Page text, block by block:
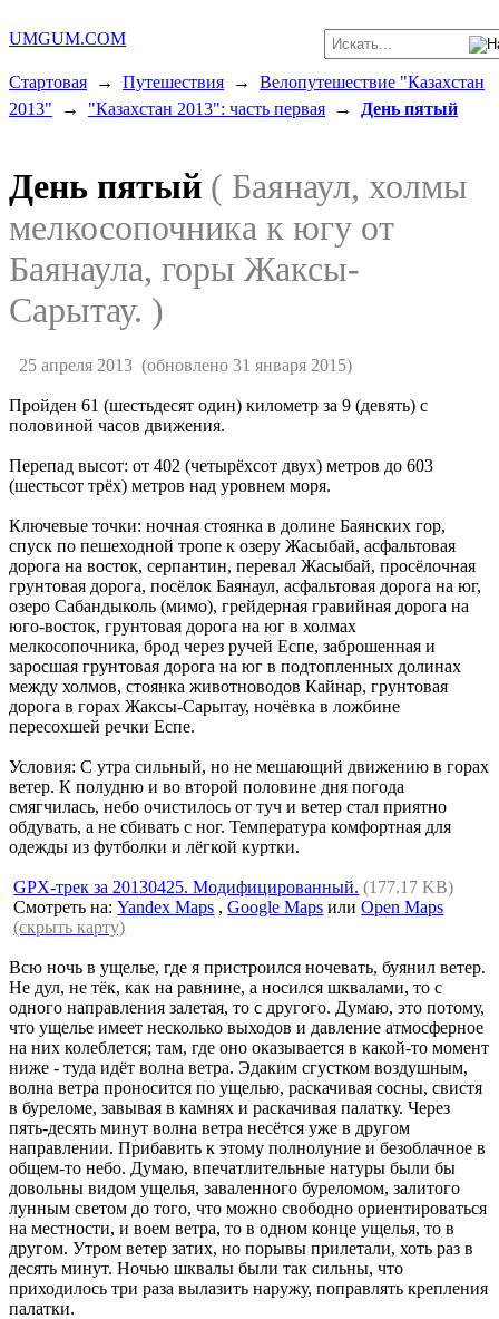
UMGUM.COM
Стартовая → Путешествия → Велопутешествие "Казахстан
2013" → "Казахстан 2013": часть первая → День пятый
День пятый ( Баянаул, холмы
мелкосопочника к югу от
Баянаула, горы Жаксы-
Сарытау. )
25 апреля 2013(обновлено 31 января 2015)
Пройден 61 (шестьдесят один) километр за 9 (девять) с
половиной часов движения.
Перепад высот: от 402 (четырёхсот двух) метров до 603
(шестьсот трёх) метров над уровнем моря.
Ключевые точки: ночная стоянка в долине Баянских гор,
спуск по пешеходной тропе к озеру Жасыбай, асфальтовая
дорога на восток, серпантин, перевал Жасыбай, просёлочная
грунтовая дорога, посёлок Баянаул, асфальтовая дорога на юг,
озеро Сабандыколь (мимо), грейдерная гравийная дорога на
юго-восток, грунтовая дорога на юг в холмах
мелкосопочника, брод через ручей Еспе, заброшенная и
заросшая грунтовая дорога на юг в подтопленных долинах
между холмов, стоянка животноводов Кайнар, грунтовая
дорога в горах Жаксы-Сарытау, ночёвка в ложбине
пересохшей речки Еспе.
Условия: С утра сильный, но не мешающий движению в горах
ветер. К полудню и во второй половине дня погода
смягчилась, небо очистилось от туч и ветер стал приятно
обдувать, а не сбивать с ног. Температура комфортная для
одежды из футболки и лёгкой куртки.
GPX-трек за 20130425. Модифицированный. (177.17 KB)
Смотреть на:Yandex Maps ,Google Maps илиOpen Maps
(скрыть карту)
Всю ночь в ущелье, где я пристроился ночевать, буянил ветер.
Не дул, не тёк, как на равнине, а носился шквалами, то с
одного направления залетая, то с другого. Думаю, это потому,
что ущелье имеет несколько выходов и давление атмосферное
на них колеблется; там, где оно оказывается в какой-то момент
ниже - туда идёт волна ветра. Эдаким сгустком воздушным,
волна ветра проносится по ущелью, раскачивая сосны, свистя
в буреломе, завывая в камнях и раскачивая палатку. Через
пять-десять минут волна ветра несётся уже в другом
направлении. Прибавить к этому полнолуние и безоблачное в
общем-то небо. Думаю, впечатлительные натуры были бы
довольны видом ущелья, заваленного буреломом, залитого
лунным светом до того, что можно свободно ориентироваться
на местности, и воем ветра, то в одном конце ущелья, то в
другом. Утром ветер затих, но порывы прилетали, хоть раз в
десять минут. Ночью шквалы были так сильны, что
приходилось три раза вылазить наружу, поправлять крепления
палатки.